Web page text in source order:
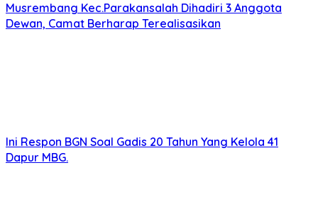
Musrembang Kec.Parakansalah Dihadiri 3 Anggota
Dewan, Camat Berharap Terealisasikan
Ini Respon BGN Soal Gadis 20 Tahun Yang Kelola 41
Dapur MBG.